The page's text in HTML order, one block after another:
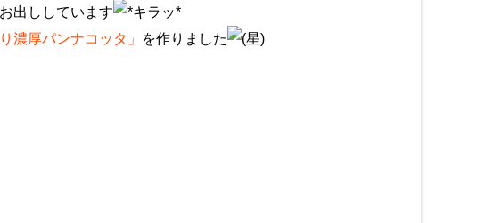
出ししています
濃厚パンナコッタ」 を作りました